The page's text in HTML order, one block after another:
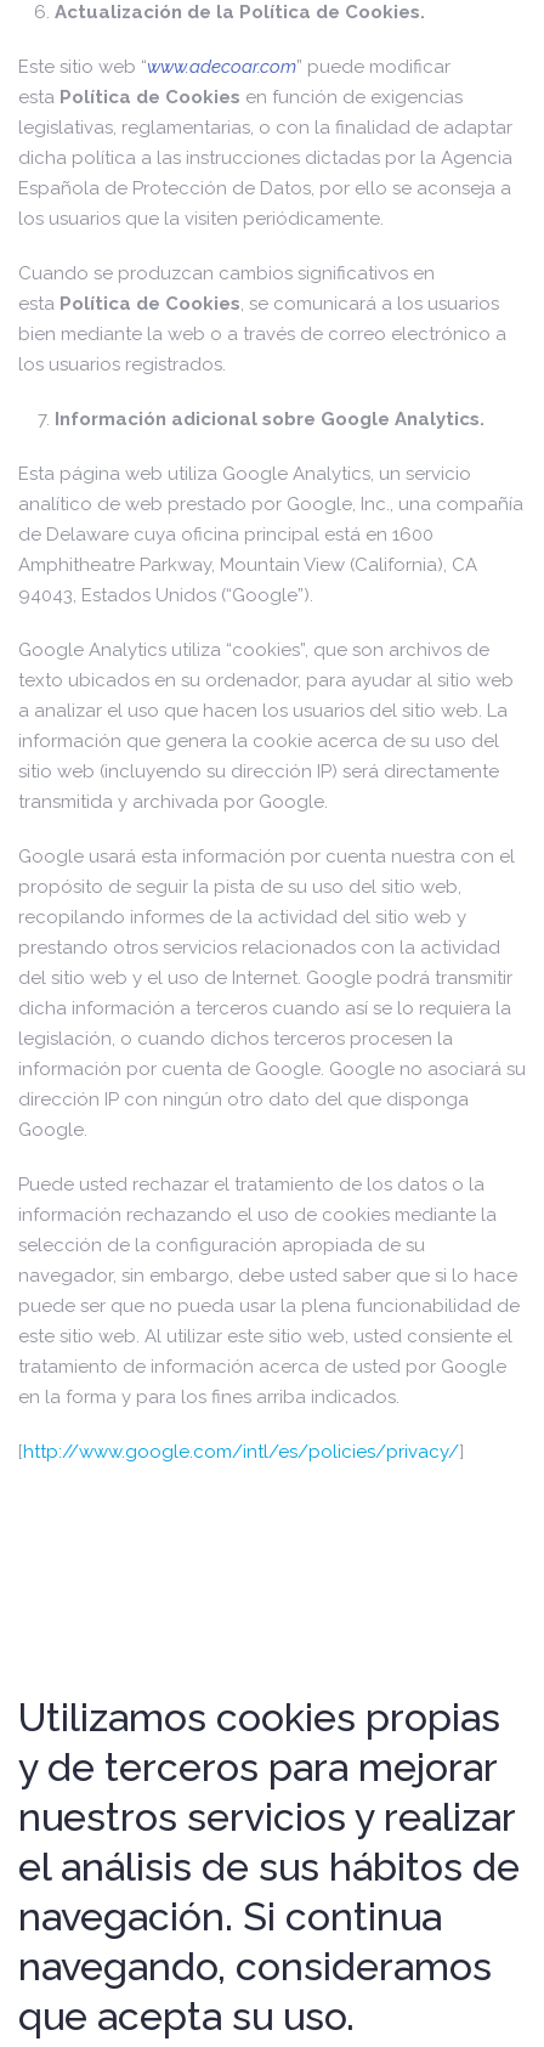
Actualización de la Política de Cookies.
Este sitio web “www.adecoar.com” puede modificar
esta Política de Cookies en función de exigencias
legislativas, reglamentarias, o con la finalidad de adaptar
dicha política a las instrucciones dictadas por la Agencia
Española de Protección de Datos, por ello se aconseja a
los usuarios que la visiten periódicamente.
Cuando se produzcan cambios significativos en
esta Política de Cookies, se comunicará a los usuarios
bien mediante la web o a través de correo electrónico a
los usuarios registrados.
Información adicional sobre Google Analytics.
Esta página web utiliza Google Analytics, un servicio
analítico de web prestado por Google, Inc., una compañía
de Delaware cuya oficina principal está en 1600
Amphitheatre Parkway, Mountain View (California), CA
94043, Estados Unidos (“Google”).
Google Analytics utiliza “cookies”, que son archivos de
texto ubicados en su ordenador, para ayudar al sitio web
a analizar el uso que hacen los usuarios del sitio web. La
información que genera la cookie acerca de su uso del
sitio web (incluyendo su dirección IP) será directamente
transmitida y archivada por Google.
Google usará esta información por cuenta nuestra con el
propósito de seguir la pista de su uso del sitio web,
recopilando informes de la actividad del sitio web y
prestando otros servicios relacionados con la actividad
del sitio web y el uso de Internet. Google podrá transmitir
dicha información a terceros cuando así se lo requiera la
legislación, o cuando dichos terceros procesen la
información por cuenta de Google. Google no asociará su
dirección IP con ningún otro dato del que disponga
Google.
Puede usted rechazar el tratamiento de los datos o la
información rechazando el uso de cookies mediante la
selección de la configuración apropiada de su
navegador, sin embargo, debe usted saber que si lo hace
puede ser que no pueda usar la plena funcionabilidad de
este sitio web. Al utilizar este sitio web, usted consiente el
tratamiento de información acerca de usted por Google
en la forma y para los fines arriba indicados.
[http://www.google.com/intl/es/policies/privacy/]
Utilizamos cookies propias
y de terceros para mejorar
nuestros servicios y realizar
el análisis de sus hábitos de
navegación. Si continua
navegando, consideramos
que acepta su uso.